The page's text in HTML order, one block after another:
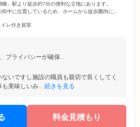
」駅より徒歩約7分の便利な立地にあります。
街中に位置しているため、ホームから徒歩圏内に
毎日をお過ごしいただける環境です。当ホーム
ます。
イレ付き居室
プライバシーが確保...
いですし施設の職員も親切で良くしてく
美味しいみ... 続きを見る
料金見積もり